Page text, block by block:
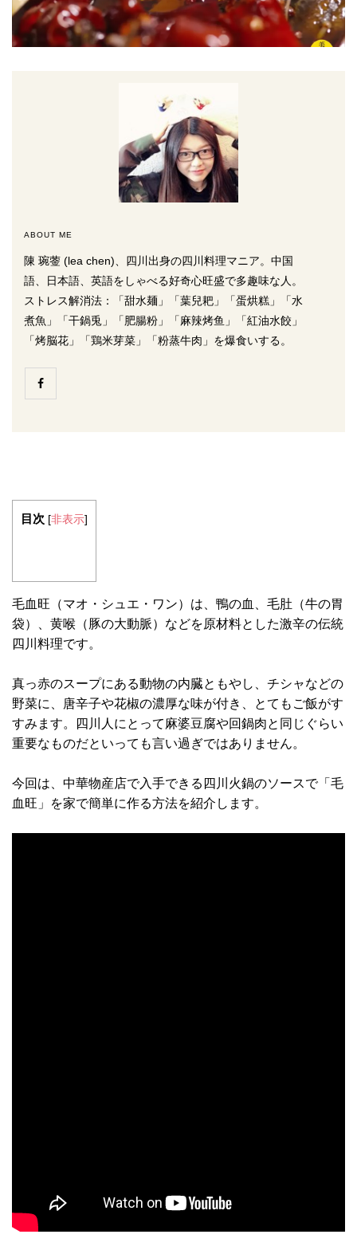
ABOUT ME
陳 琬蓥 (lea chen)、四川出身の四川料理マニア。中国
語、日本語、英語をしゃべる好奇心旺盛で多趣味な人。
ストレス解消法：「甜水麺」「葉兒耙」「蛋烘糕」「水
煮魚」「干鍋兎」「肥腸粉」「麻辣烤鱼」「紅油水餃」
「烤脳花」「鶏米芽菜」「粉蒸牛肉」を爆食いする。
目次 [非表示]
毛血旺（マオ・シュエ・ワン）は、鴨の血、毛肚（牛の胃
袋）、黄喉（豚の大動脈）などを原材料とした激辛の伝統
四川料理です。
真っ赤のスープにある動物の内臓ともやし、チシャなどの
野菜に、唐辛子や花椒の濃厚な味が付き、とてもご飯がす
すみます。四川人にとって麻婆豆腐や回鍋肉と同じぐらい
重要なものだといっても言い過ぎではありません。
今回は、中華物産店で入手できる四川火鍋のソースで「毛
血旺」を家で簡単に作る方法を紹介します。